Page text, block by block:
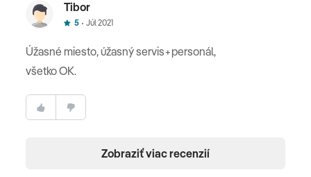
Tibor
5 Júl 2021
Úžasné miesto, úžasný servis+personál,
všetko OK.
Zobraziť viac recenzií